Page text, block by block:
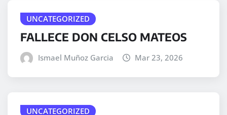
UNCATEGORIZED
FALLECE DON CELSO MATEOS
Ismael Muñoz Garcia Mar 23, 2026
UNCATEGORIZED